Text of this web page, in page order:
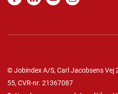
© Jobindex A/S, Carl Jacobsens Vej
55, CVR-nr. 21367087